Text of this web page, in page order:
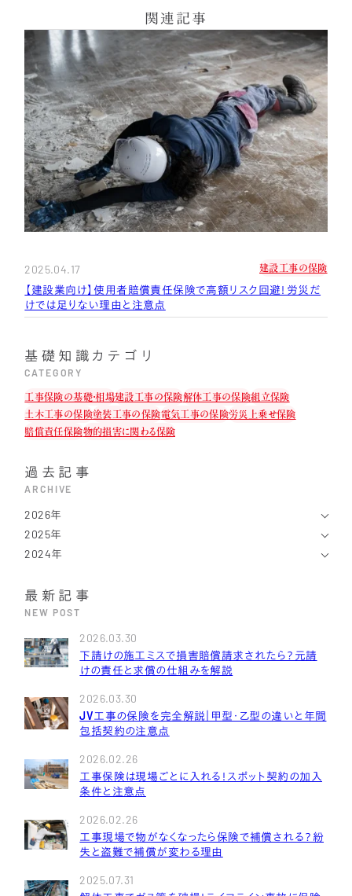
0586-26-2580
電話受付時間 … 9:00〜18:00
関連記事
2025.04.17 建設工事の保険
【建設業向け】使用者賠償責任保険で高額リスク回避！労災だ
けでは足りない理由と注意点
基礎知識カテゴリ
CATEGORY
工事保険の基礎・相場建設工事の保険解体工事の保険組立保険
土木工事の保険塗装工事の保険電気工事の保険労災上乗せ保険
賠償責任保険物的損害に関わる保険
過去記事
ARCHIVE
2026年
2025年
2024年
最新記事
NEW POST
2026.03.30
下請けの施工ミスで損害賠償請求されたら？元請
けの責任と求償の仕組みを解説
2026.03.30
JV工事の保険を完全解説｜甲型・乙型の違いと年間
包括契約の注意点
2026.02.26
工事保険は現場ごとに入れる！スポット契約の加入
条件と注意点
2026.02.26
工事現場で物がなくなったら保険で補償される？紛
失と盗難で補償が変わる理由
2025.07.31